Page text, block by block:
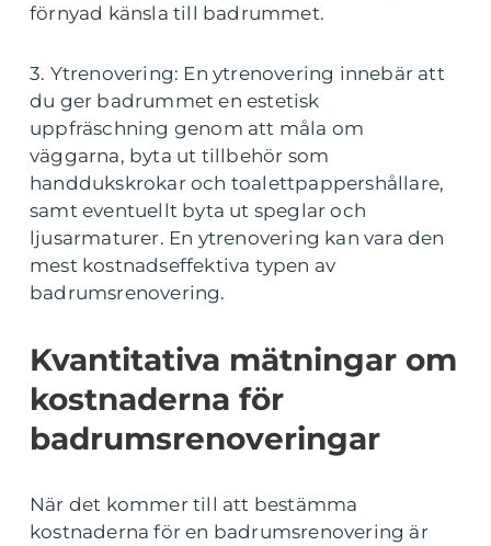
förnyad känsla till badrummet.
3. Ytrenovering: En ytrenovering innebär att
du ger badrummet en estetisk
uppfräschning genom att måla om
väggarna, byta ut tillbehör som
handdukskrokar och toalettpappershållare,
samt eventuellt byta ut speglar och
ljusarmaturer. En ytrenovering kan vara den
mest kostnadseffektiva typen av
badrumsrenovering.
Kvantitativa mätningar om
kostnaderna för
badrumsrenoveringar
När det kommer till att bestämma
kostnaderna för en badrumsrenovering är